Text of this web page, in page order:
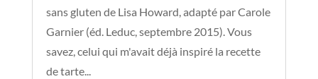
sans gluten de Lisa Howard, adapté par Carole
Garnier (éd. Leduc, septembre 2015). Vous
savez, celui qui m'avait déjà inspiré la recette
de tarte...